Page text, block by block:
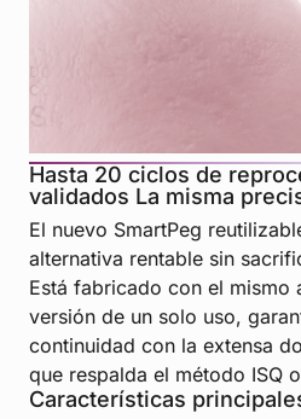
DOS VERSIONES, UNA
COMPROBADA
SmartPegs
Hasta 20 ciclos de
validados La misma
El nuevo SmartPeg
alternativa rentable sin
Está fabricado con el mismo
versión de un solo uso,
continuidad con la extensa
que respalda el método ISQ
Características